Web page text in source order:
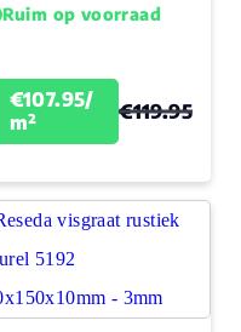
Ruim op voorraad
€107.95/
m²
€119.95